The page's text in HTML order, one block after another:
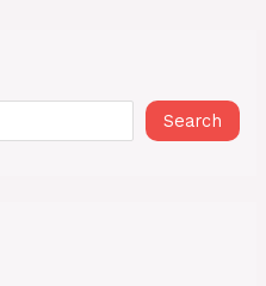
Search